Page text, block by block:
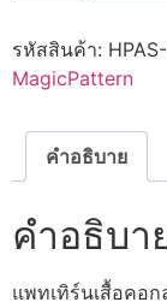
รหัสสินค้า:
MagicPattern
คำอธิบาย
คำอธิบา
แพทเทิร์นเสื้อคอ